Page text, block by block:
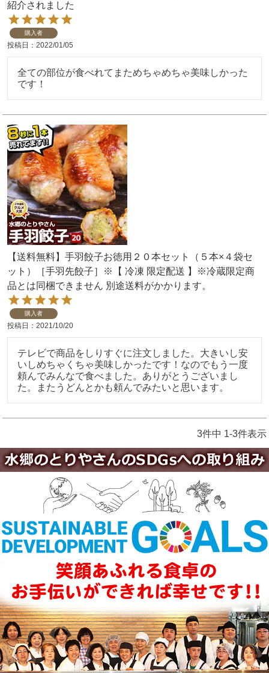
紹介されました
購入者
投稿日 2022/01/05
全ての部位が食べれてまためちゃめちゃ美味しかった
です！
【送料無料】手羽餃子お徳用２０本セット（５本×４袋セ
ット）［手羽先餃子］※【 冷凍 限定配送 】※冷蔵限定商
品とは同梱できません 別途送料がかかります。
購入者
投稿日 2021/10/20
テレビで商品をしりすぐに注文しました。大きいし安
いしめちゃくちゃ美味しかったです！なのでもう一度
頼んでみんなで食べました。ありがとうございまし
た。またうどんとかも頼んでみたいと思います。
3件中 1-3件表示